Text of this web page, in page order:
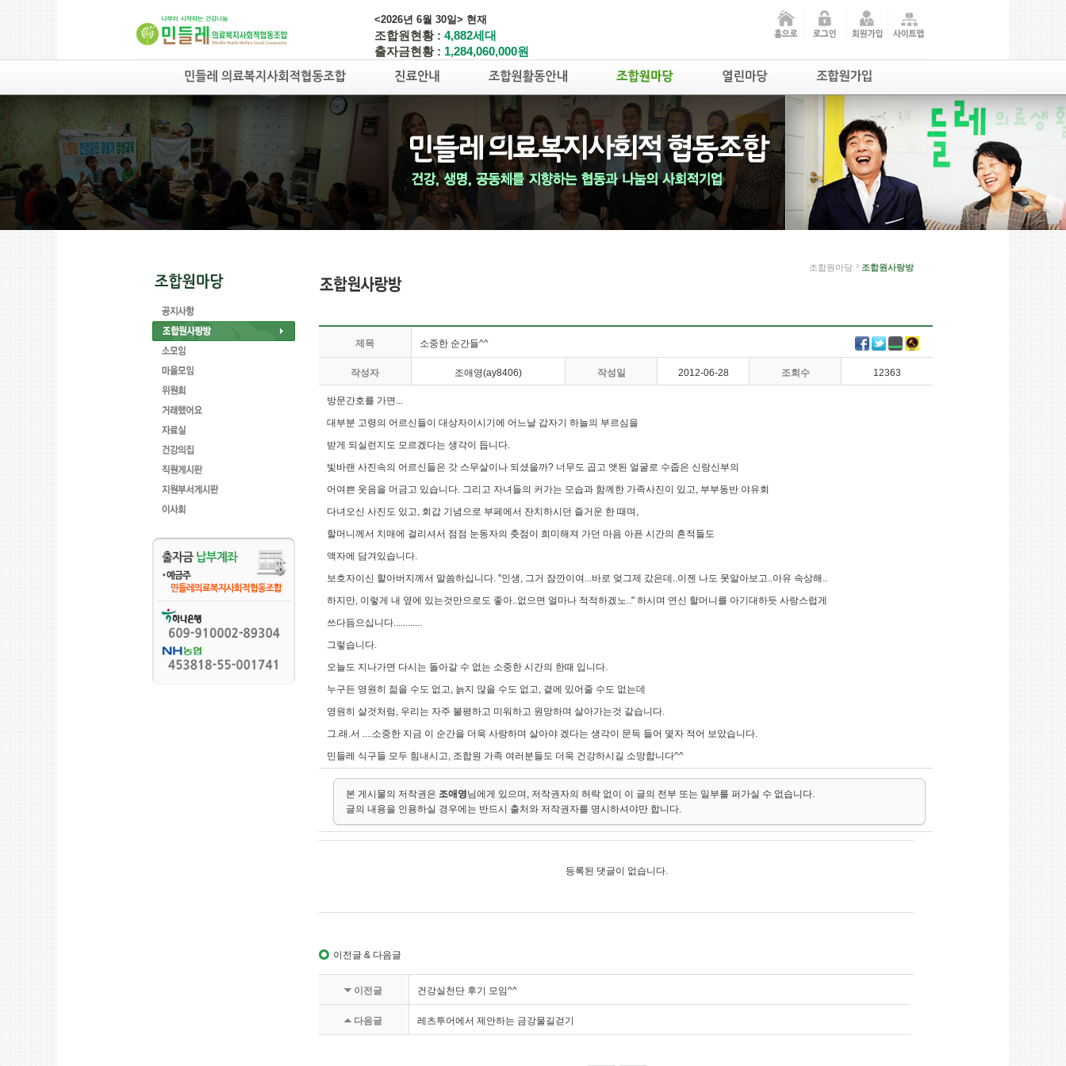
<2026년 6월 30일> 현재
조합원현황 : 4,882세대
출자금현황 : 1,284,060,000원
조합원마당 조합원사랑방
제목 소중한 순간들^^
작성자 조애영(ay8406) 작성일 2012-06-28 조회수 12363
방문간호를 가면...
대부분 고령의 어르신들이 대상자이시기에 어느날 갑자기 하늘의 부르심을
받게 되실런지도 모르겠다는 생각이 듭니다.
빛바랜 사진속의 어르신들은 갓 스무살이나 되셨을까? 너무도 곱고 앳된 얼굴로 수줍은 신랑신부의
어여쁜 웃음을 머금고 있습니다. 그리고 자녀들의 커가는 모습과 함께한 가족사진이 있고, 부부동반 야유회
다녀오신 사진도 있고, 회갑 기념으로 부페에서 잔치하시던 즐거운 한 때며,
할머니께서 치매에 걸리셔서 점점 눈동자의 춧점이 희미해져 가던 마음 아픈 시간의 흔적들도
액자에 담겨있습니다.
보호자이신 할아버지께서 말씀하십니다. "인생, 그거 잠깐이여...바로 엊그제 갔은데..이젠 나도 못알아보고..아유 속상해..
하지만, 이렇게 내 옆에 있는것만으로도 좋아..없으면 얼마나 적적하겠노.." 하시며 연신 할머니를 아기대하듯 사랑스럽게
쓰다듬으십니다............
그렇습니다.
오늘도 지나가면 다시는 돌아갈 수 없는 소중한 시간의 한때 입니다.
누구든 영원히 젊을 수도 없고, 늙지 않을 수도 없고, 곁에 있어줄 수도 없는데
영원히 살것처럼, 우리는 자주 불평하고 미워하고 원망하며 살아가는것 같습니다.
그.래.서 ....소중한 지금 이 순간을 더욱 사랑하며 살아야 겠다는 생각이 문득 들어 몇자 적어 보았습니다.
민들레 식구들 모두 힘내시고, 조합원 가족 여러분들도 더욱 건강하시길 소망합니다^^
본 게시물의 저작권은 조애영님에게 있으며, 저작권자의 허락 없이 이 글의 전부 또는 일부를 퍼가실 수 없습니다.
글의 내용을 인용하실 경우에는 반드시 출처와 저작권자를 명시하셔야만 합니다.
등록된 댓글이 없습니다.
이전글 & 다음글
이전글 건강실천단 후기 모임^^
다음글 레츠투어에서 제안하는 금강물길걷기